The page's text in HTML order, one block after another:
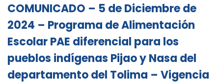
COMUNICADO – 5 de Diciembre de
2024 – Programa de Alimentación
Escolar PAE diferencial para los
pueblos indígenas Pijao y Nasa del
departamento del Tolima – Vigencia